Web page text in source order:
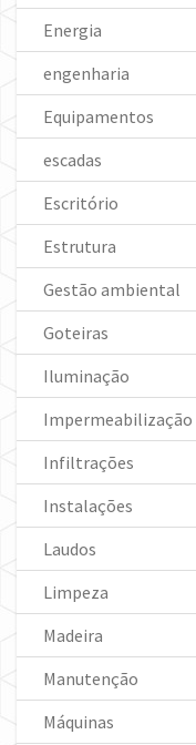
Energia
engenharia
Equipamentos
escadas
Escritório
Estrutura
Gestão ambiental
Goteiras
Iluminação
Impermeabilização
Infiltrações
Instalações
Laudos
Limpeza
Madeira
Manutenção
Máquinas